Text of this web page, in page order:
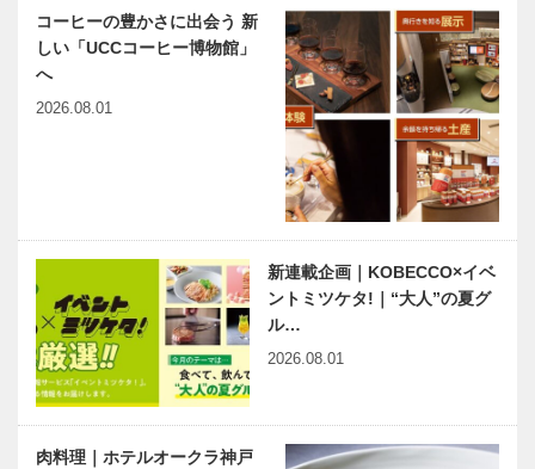
コーヒーの豊かさに出会う 新
しい「UCCコーヒー博物館」
へ
2026.08.01
新連載企画｜KOBECCO×イベ
ントミツケタ!｜“大人”の夏グ
ル…
2026.08.01
肉料理｜ホテルオークラ神戸